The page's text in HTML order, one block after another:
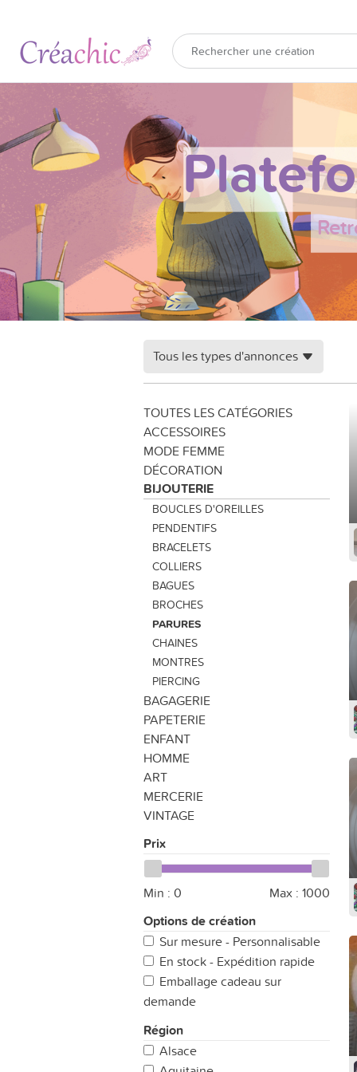
Tous les types d'annonces
TOUTES LES CATÉGORIES
ACCESSOIRES
MODE FEMME
DÉCORATION
BIJOUTERIE
BOUCLES D'OREILLES
PENDENTIFS
BRACELETS
COLLIERS
BAGUES
BROCHES
PARURES
CHAINES
MONTRES
PIERCING
BAGAGERIE
PAPETERIE
ENFANT
HOMME
ART
MERCERIE
VINTAGE
Prix
Min : 0 Max : 1000
Options de création
Sur mesure - Personnalisable
En stock - Expédition rapide
Emballage cadeau sur
demande
Région
Alsace